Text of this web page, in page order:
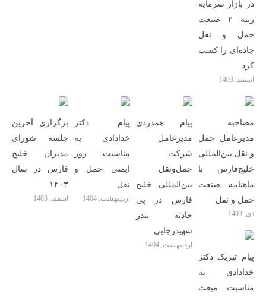
در بازار سرمایه
رتبه ۲ صنعت
حمل و نقل
جاده‌ای را کسب
کرد
اسفند, 1403
برگزاری آخرین
جلسه شورای
مدیران خلیج
فارس در سال
۱۴۰۳
اسفند, 1403
پیام دکتر
خدادادی به
مناسبت روز
ایمنی حمل و
نقل
اردیبهشت, 1404
پیام همدردی
مدیرعامل
شرکت
حمل‌ونقل
بین‌المللی خلیج
فارس در پی
حادثه بندر
شهیدرجایی
اردیبهشت, 1404
مصاحبه
مدیرعامل حمل
و نقل بین‌المللی
خلیج‌‌فارس با
ماهنامه صنعت
حمل و نقل
دی, 1403
پیام تبریک دکتر
خدادادی به
مناسبت مبعث